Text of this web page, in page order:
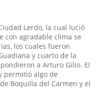
Lerdo, la cual lució
con agradable clima se
los cuales fueron
y cuarto de la
a Arturo Gilio. El
permitió algo de
Boquilla del Carmen y el